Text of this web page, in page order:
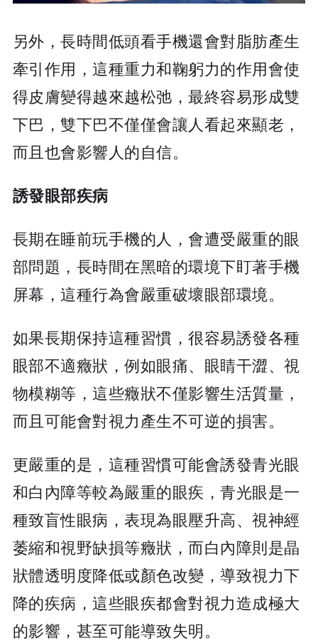
另外，長時間低頭看手機還會對脂肪產生
牽引作用，這種重力和鞠躬力的作用會使
得皮膚變得越來越松弛，最終容易形成雙
下巴，雙下巴不僅僅會讓人看起來顯老，
而且也會影響人的自信。
誘發眼部疾病
長期在睡前玩手機的人，會遭受嚴重的眼
部問題，長時間在黑暗的環境下盯著手機
屏幕，這種行為會嚴重破壞眼部環境。
如果長期保持這種習慣，很容易誘發各種
眼部不適癥狀，例如眼痛、眼睛干澀、視
物模糊等，這些癥狀不僅影響生活質量，
而且可能會對視力產生不可逆的損害。
更嚴重的是，這種習慣可能會誘發青光眼
和白內障等較為嚴重的眼疾，青光眼是一
種致盲性眼病，表現為眼壓升高、視神經
萎縮和視野缺損等癥狀，而白內障則是晶
狀體透明度降低或顏色改變，導致視力下
降的疾病，這些眼疾都會對視力造成極大
的影響，甚至可能導致失明。